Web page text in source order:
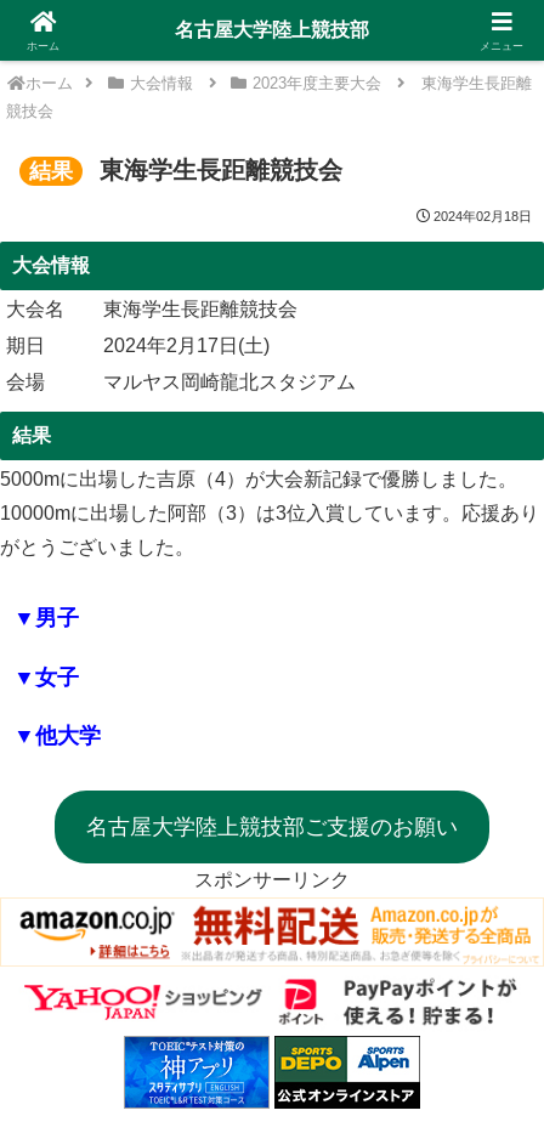
ホーム 大会情報 2023年度主要大会
東海学生長距離
競技会
結果 東海学生長距離競技会
2024年02月18日
大会情報
大会名
東海学生長距離競技会
期日
2024年2月17日(土)
会場
マルヤス岡崎龍北スタジアム
結果
5000mに出場した吉原（4）が大会新記録で優勝しました。
10000mに出場した阿部（3）は3位入賞しています。応援あり
がとうございました。
▼男子
▼女子
▼他大学
名古屋大学陸上競技部ご支援のお願い
スポンサーリンク
ホーム
名古屋大学陸上競技部
メニュー